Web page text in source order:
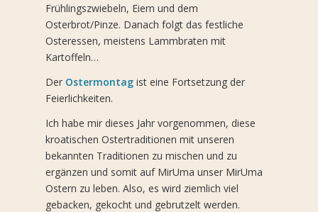
Frühlingszwiebeln, Eiern und dem
Osterbrot/Pinze. Danach folgt das festliche
Osteressen, meistens Lammbraten mit
Kartoffeln…
Der Ostermontagist eine Fortsetzung der
Feierlichkeiten.
Ich habe mir dieses Jahr vorgenommen, diese
kroatischen Ostertraditionen mit unseren
bekannten Traditionen zu mischen und zu
ergänzen und somit auf MirUma unser MirUma
Ostern zu leben. Also, es wird ziemlich viel
gebacken, gekocht und gebrutzelt werden.